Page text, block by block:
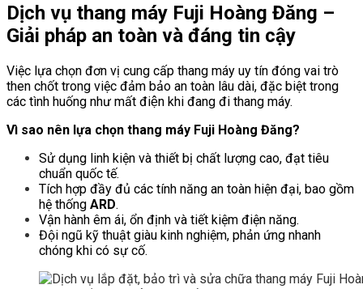
Dịch vụ thang máy Fuji Hoàng Đăng –
Giải pháp an toàn và đáng tin cậy
Việc lựa chọn đơn vị cung cấp thang máy uy tín đóng vai trò
then chốt trong việc đảm bảo an toàn lâu dài, đặc biệt trong
các tình huống như mất điện khi đang đi thang máy.
Vì sao nên lựa chọn thang máy Fuji Hoàng Đăng?
Sử dụng linh kiện và thiết bị chất lượng cao, đạt tiêu
chuẩn quốc tế.
Tích hợp đầy đủ các tính năng an toàn hiện đại, bao gồm
hệ thống ARD.
Vận hành êm ái, ổn định và tiết kiệm điện năng.
Đội ngũ kỹ thuật giàu kinh nghiệm, phản ứng nhanh
chóng khi có sự cố.